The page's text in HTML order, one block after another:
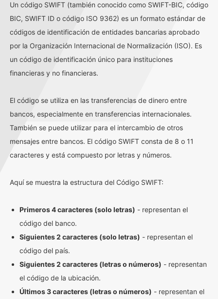
Un código SWIFT (también conocido como SWIFT-BIC, código
BIC, SWIFT ID o código ISO 9362) es un formato estándar de
códigos de identificación de entidades bancarias aprobado
por la Organización Internacional de Normalización (ISO). Es
un código de identificación único para instituciones
financieras y no financieras.
El código se utiliza en las transferencias de dinero entre
bancos, especialmente en transferencias internacionales.
También se puede utilizar para el intercambio de otros
mensajes entre bancos. El código SWIFT consta de 8 o 11
caracteres y está compuesto por letras y números.
Aquí se muestra la estructura del Código SWIFT:
Primeros 4 caracteres (solo letras) - representan el
código del banco.
Siguientes 2 caracteres (solo letras) - representan el
código del país.
Siguientes 2 caracteres (letras o números) - representan
el código de la ubicación.
Últimos 3 caracteres (letras o números) - representan el